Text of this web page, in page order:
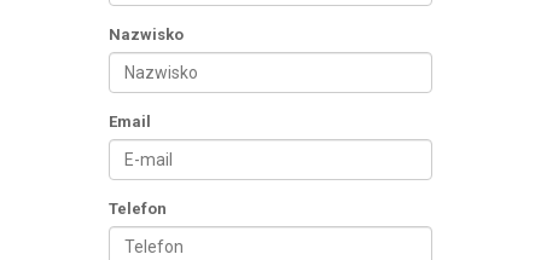
Nazwisko
Email
Telefon